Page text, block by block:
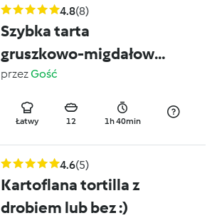
4.8(8)
Szybka tarta
gruszkowo-migdałowa
:-)
przezGość
Łatwy 12 1h 40min
4.6(5)
Kartoflana tortilla z
drobiem lub bez :)